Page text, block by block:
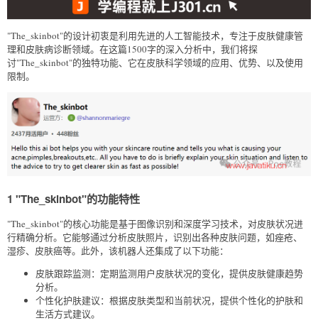
"The_skinbot"的设计初衷是利用先进的人工智能技术，专注于皮肤健康管
理和皮肤病诊断领域。在这篇1500字的深入分析中，我们将探
讨"The_skinbot"的独特功能、它在皮肤科学领域的应用、优势、以及使用
限制。
1 "The_skinbot"的功能特性
"The_skinbot"的核心功能是基于图像识别和深度学习技术，对皮肤状况进
行精确分析。它能够通过分析皮肤照片，识别出各种皮肤问题，如痤疮、
湿疹、皮肤癌等。此外，该机器人还集成了以下功能：
皮肤跟踪监测：定期监测用户皮肤状况的变化，提供皮肤健康趋势
分析。
个性化护肤建议：根据皮肤类型和当前状况，提供个性化的护肤和
生活方式建议。